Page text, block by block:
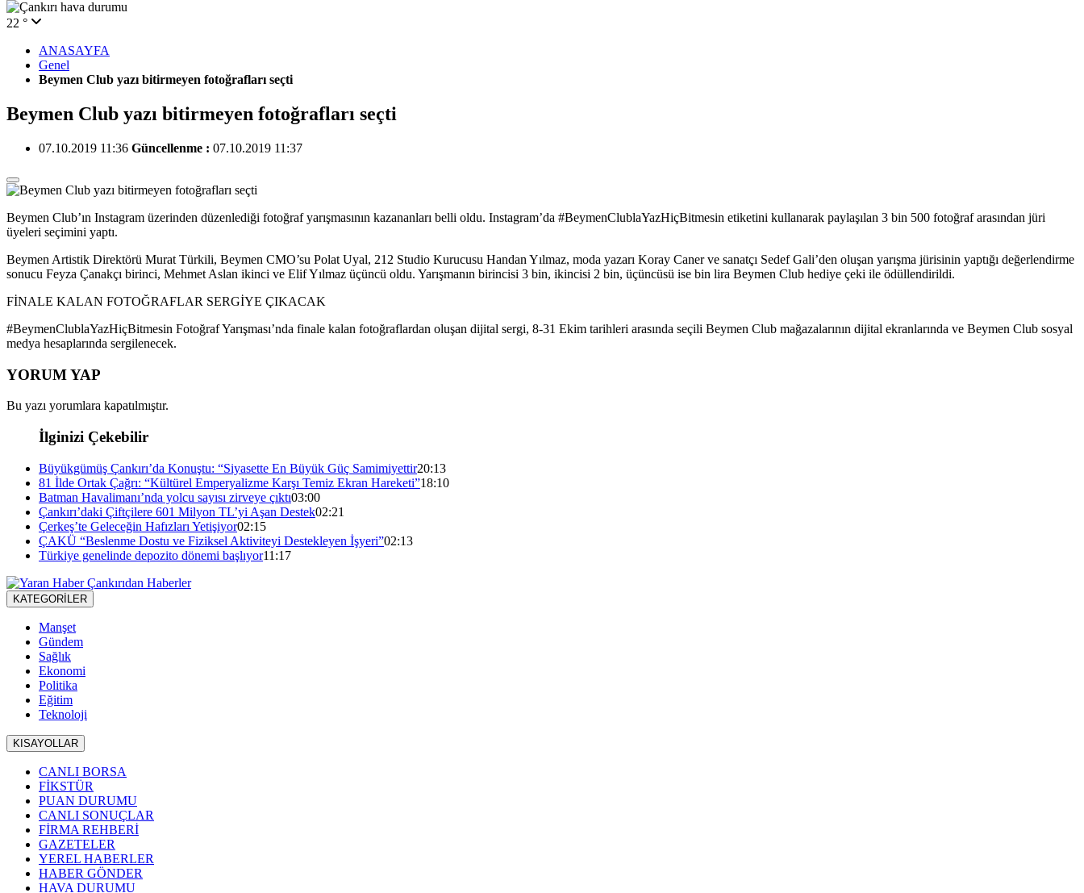
22 °
ANASAYFA
Genel
Beymen Club yazı bitirmeyen fotoğrafları seçti
Beymen Club yazı bitirmeyen fotoğrafları seçti
07.10.2019 11:36 Güncellenme : 07.10.2019 11:37
Beymen Club’ın Instagram üzerinden düzenlediği fotoğraf yarışmasının kazananları belli oldu. Instagram’da #BeymenClublaYazHiçBitmesin etiketini kullanarak paylaşılan 3 bin 500 fotoğraf arasından jüri
üyeleri seçimini yaptı.
Beymen Artistik Direktörü Murat Türkili, Beymen CMO’su Polat Uyal, 212 Studio Kurucusu Handan Yılmaz, moda yazarı Koray Caner ve sanatçı Sedef Gali’den oluşan yarışma jürisinin yaptığı değerlendirme
sonucu Feyza Çanakçı birinci, Mehmet Aslan ikinci ve Elif Yılmaz üçüncü oldu. Yarışmanın birincisi 3 bin, ikincisi 2 bin, üçüncüsü ise bin lira Beymen Club hediye çeki ile ödüllendirildi.
FİNALE KALAN FOTOĞRAFLAR SERGİYE ÇIKACAK
#BeymenClublaYazHiçBitmesin Fotoğraf Yarışması’nda finale kalan fotoğraflardan oluşan dijital sergi, 8-31 Ekim tarihleri arasında seçili Beymen Club mağazalarının dijital ekranlarında ve Beymen Club sosyal
medya hesaplarında sergilenecek.
YORUM YAP
Bu yazı yorumlara kapatılmıştır.
İlginizi Çekebilir
Büyükgümüş Çankırı’da Konuştu: “Siyasette En Büyük Güç Samimiyettir20:13
81 İlde Ortak Çağrı: “Kültürel Emperyalizme Karşı Temiz Ekran Hareketi”18:10
Batman Havalimanı’nda yolcu sayısı zirveye çıktı03:00
Çankırı’daki Çiftçilere 601 Milyon TL’yi Aşan Destek02:21
Çerkeş’te Geleceğin Hafızları Yetişiyor02:15
ÇAKÜ “Beslenme Dostu ve Fiziksel Aktiviteyi Destekleyen İşyeri”02:13
Türkiye genelinde depozito dönemi başlıyor11:17
KATEGORİLER
Manşet
Gündem
Sağlık
Ekonomi
Politika
Eğitim
Teknoloji
KISAYOLLAR
CANLI BORSA
FİKSTÜR
PUAN DURUMU
CANLI SONUÇLAR
FİRMA REHBERİ
GAZETELER
YEREL HABERLER
HABER GÖNDER
HAVA DURUMU